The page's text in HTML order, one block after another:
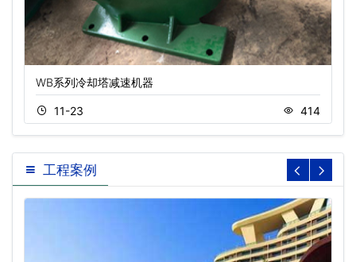
WB系列冷却塔减速机器
11-23 414
工程案例